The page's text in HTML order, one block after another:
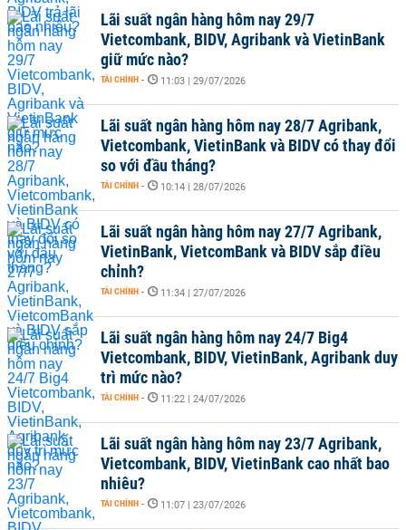
Lãi suất ngân hàng hôm nay 29/7
Vietcombank, BIDV, Agribank và VietinBank
giữ mức nào?
TÀI CHÍNH - 11:03 | 29/07/2026
Lãi suất ngân hàng hôm nay 28/7 Agribank,
Vietcombank, VietinBank và BIDV có thay đổi
so với đầu tháng?
TÀI CHÍNH - 10:14 | 28/07/2026
Lãi suất ngân hàng hôm nay 27/7 Agribank,
VietinBank, VietcomBank và BIDV sắp điều
chỉnh?
TÀI CHÍNH - 11:34 | 27/07/2026
Lãi suất ngân hàng hôm nay 24/7 Big4
Vietcombank, BIDV, VietinBank, Agribank duy
trì mức nào?
TÀI CHÍNH - 11:22 | 24/07/2026
Lãi suất ngân hàng hôm nay 23/7 Agribank,
Vietcombank, BIDV, VietinBank cao nhất bao
nhiêu?
TÀI CHÍNH - 11:07 | 23/07/2026